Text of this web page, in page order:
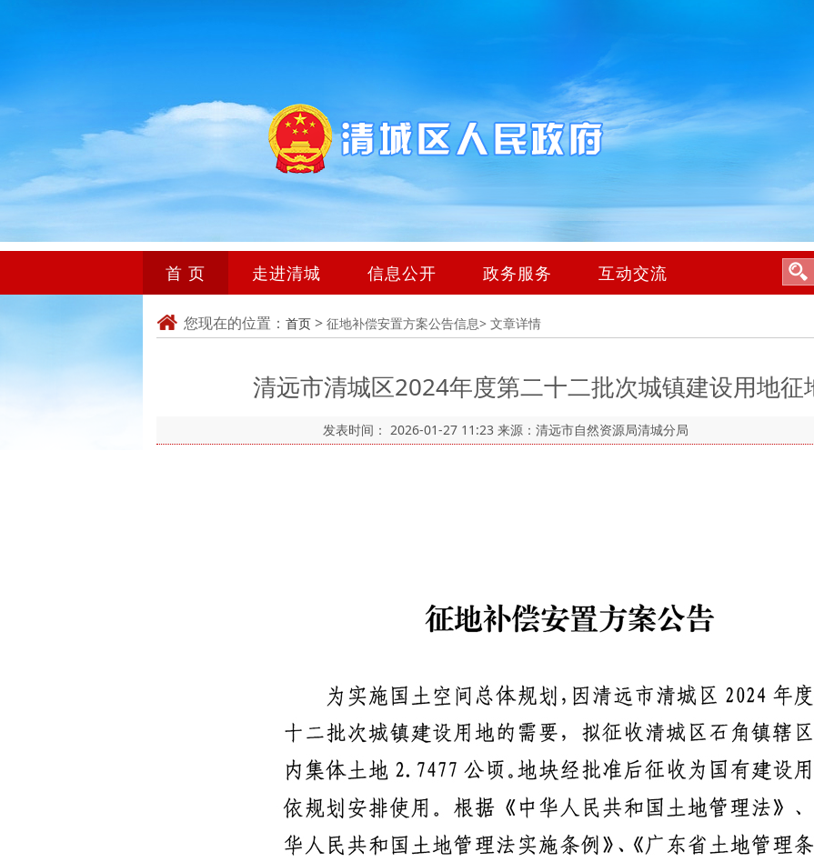
首 页 走进清城 信息公开 政务服务 互动交流
您现在的位置： 首页 > 征地补偿安置方案公告信息> 文章详情
清远市清城区2024年度第二十二批次城镇建设用地征
发表时间： 2026-01-27 11:23 来源：清远市自然资源局清城分局